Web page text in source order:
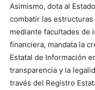
Asimismo, dota al
combatir las
mediante facultades de
financiera, mandata la
Estatal de Información
transparencia y la
través del Registro